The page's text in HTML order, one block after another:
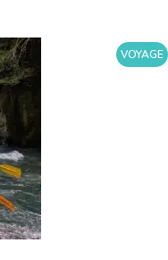
VOYAGE